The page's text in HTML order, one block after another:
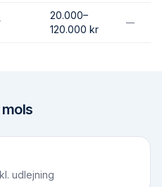
20.000–
120.000 kr
—
mols
udlejning